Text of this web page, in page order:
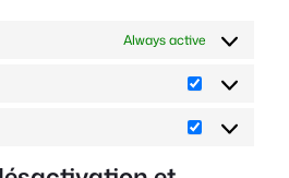
Always active
Préférences
Marketing